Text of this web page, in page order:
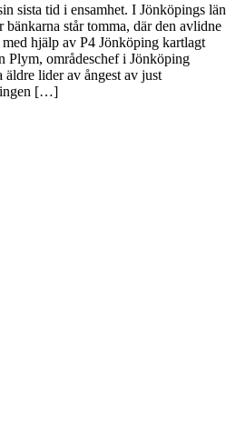
sista tid i ensamhet. I Jönköpings län
bänkarna står tomma, där den avlidne
hjälp av P4 Jönköping kartlagt
Plym, områdeschef i Jönköping
lider av ångest av just
ingen […]